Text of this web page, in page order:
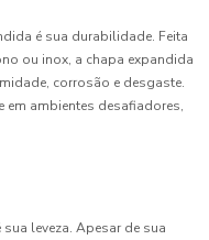
é sua durabilidade. Feita
ou inox, a chapa expandida
corrosão e desgaste.
em ambientes desafiadores,
leveza. Apesar de sua